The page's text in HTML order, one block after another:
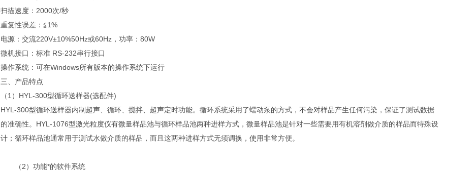
扫描速度：2000次/秒
重复性误差：≦1%
电源：交流220V±10%50Hz或60Hz，功率：80W
微机接口：标准 RS-232串行接口
操作系统：可在Windows所有版本的操作系统下运行
三、 产品特点
（1）HYL-300型循环送样器(选配件)
HYL-300型循环送样器内制超声、循环、搅拌、超声定时功能。循环系统采用了蠕动泵的方式，不会对样品产生任何污染，保证了测试数据
的准确性。HYL-1076型激光粒度仪有微量样品池与循环样品池两种进样方式，微量样品池是针对一些需要用有机溶剂做介质的样品而特殊设
计；循环样品池通常用于测试水做介质的样品，而且这两种进样方式无须调换，使用非常方便。
（2）功能*的软件系统